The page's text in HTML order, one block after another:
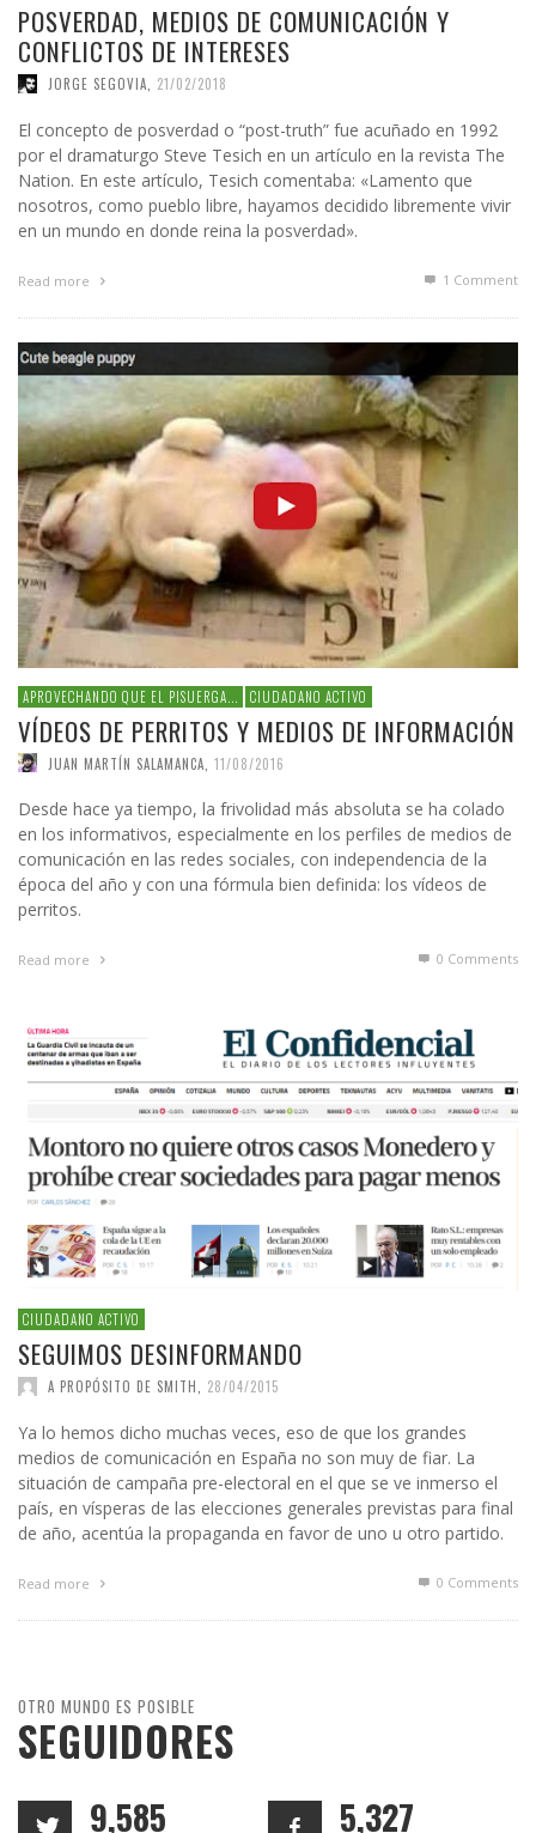
POSVERDAD, MEDIOS DE COMUNICACIÓN Y
CONFLICTOS DE INTERESES
JORGE SEGOVIA 21/02/2018
El concepto de posverdad o “post-truth” fue acuñado en 1992
por el dramaturgo Steve Tesich en un artículo en la revista The
Nation. En este artículo, Tesich comentaba: «Lamento que
nosotros, como pueblo libre, hayamos decidido libremente vivir
en un mundo en donde reina la posverdad».
Read more 1 Comment
APROVECHANDO QUE EL PISUERGA... CIUDADANO ACTIVO
VÍDEOS DE PERRITOS Y MEDIOS DE INFORMACIÓN
JUAN MARTÍN SALAMANCA 11/08/2016
Desde hace ya tiempo, la frivolidad más absoluta se ha colado
en los informativos, especialmente en los perfiles de medios de
comunicación en las redes sociales, con independencia de la
época del año y con una fórmula bien definida: los vídeos de
perritos.
Read more 0 Comments
CIUDADANO ACTIVO
SEGUIMOS DESINFORMANDO
A PROPÓSITO DE SMITH 28/04/2015
Ya lo hemos dicho muchas veces, eso de que los grandes
medios de comunicación en España no son muy de fiar. La
situación de campaña pre-electoral en el que se ve inmerso el
país, en vísperas de las elecciones generales previstas para final
de año, acentúa la propaganda en favor de uno u otro partido.
Read more 0 Comments
OTRO MUNDO ES POSIBLE
SEGUIDORES
9,585 5,327